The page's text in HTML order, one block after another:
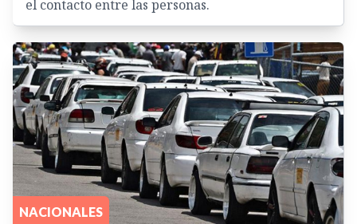
el contacto entre las personas.
NACIONALES